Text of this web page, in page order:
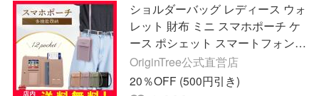
ショルダーバッグ レディース ウォ
レット 財布 ミニ スマホポーチ ケ
ース ポシェット スマートフォン
斜め掛 BOOMIE
OriginTree公式直営店
20％OFF (500円引き)